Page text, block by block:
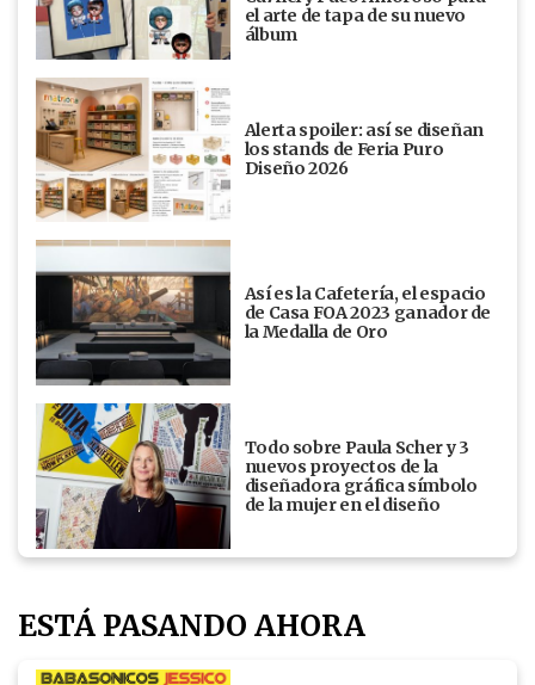
el arte de tapa de su nuevo
álbum
Alerta spoiler: así se diseñan
los stands de Feria Puro
Diseño 2026
Así es la Cafetería, el espacio
de Casa FOA 2023 ganador de
la Medalla de Oro
Todo sobre Paula Scher y 3
nuevos proyectos de la
diseñadora gráfica símbolo
de la mujer en el diseño
ESTÁ PASANDO AHORA